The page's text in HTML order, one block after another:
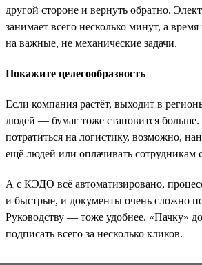
другой стороне и вернуть обратно.
занимает всего несколько минут, а
на важные, не механические задачи.
Покажите целесообразность
Если компания растёт, выходит в
людей — бумаг тоже становится больше.
потратиться на логистику, возможно,
ещё людей или оплачивать сотрудникам
А с КЭДО всё автоматизировано,
и быстрые, и документы очень сложно
Руководству — тоже удобнее. «Пачку»
подписать всего за несколько кликов.